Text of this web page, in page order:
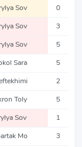
Sov 0
Sov 3
Sov 5
Sara 5
2
Toly 5
Sov 1
Mo 3